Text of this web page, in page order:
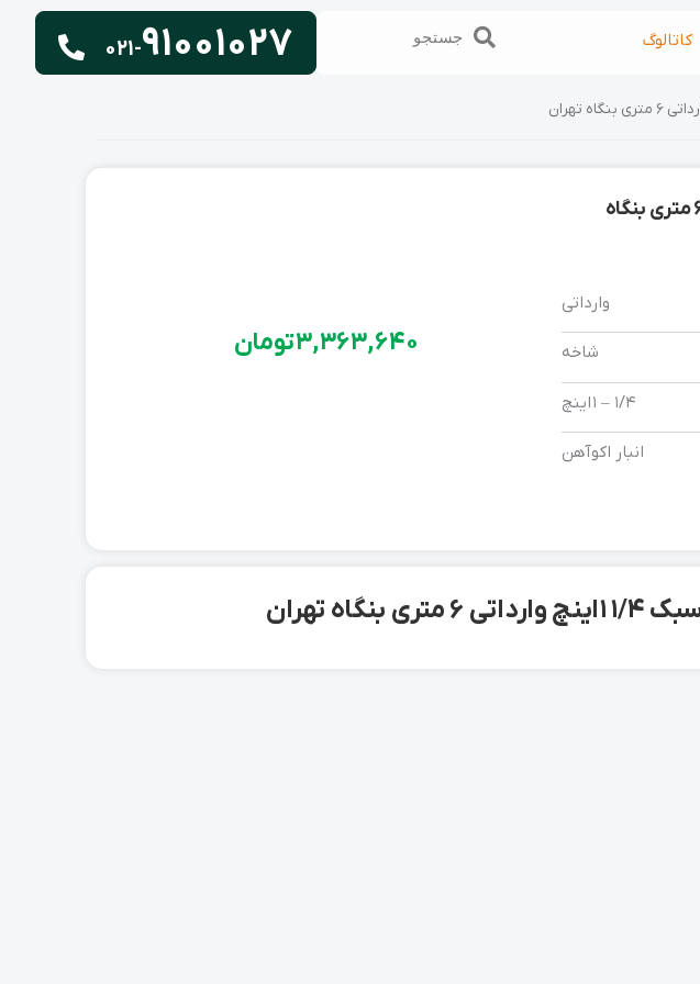
کاتالوگ جستجوجستجو 021-91001027
لوله بدون درز(مانیسمان) سبک ۱/۴ ۱ اینچ وارداتی 6 متری بنگاه
وارداتی
شاخه
1/4 – 1 اینچ
انبار اکوآهن
3,363,640تومان
تهران